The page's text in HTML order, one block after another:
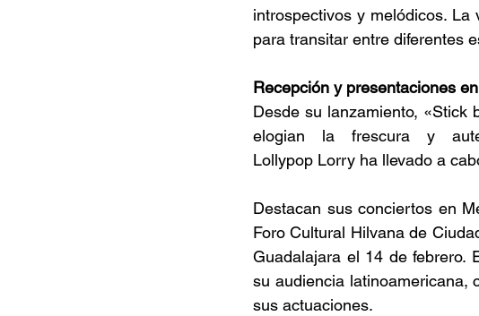
introspectivos y melódicos.
para transitar entre diferentes
Recepción y presentaciones
Desde su lanzamiento, «Stick
elogian la frescura y
Lollypop Lorry ha llevado a
Destacan sus conciertos en
Foro Cultural Hilvana de
Guadalajara el 14 de febrero.
su audiencia latinoamericana,
sus actuaciones.